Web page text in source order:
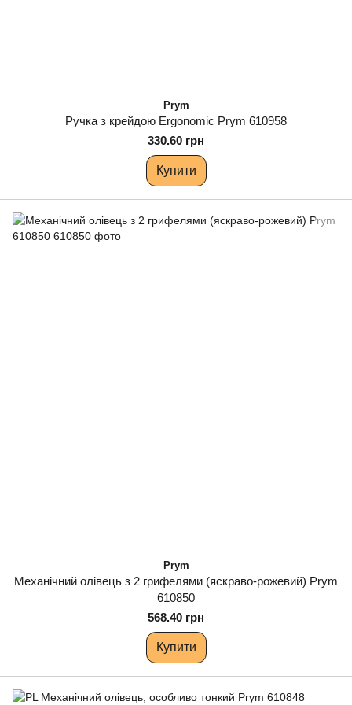
Prym
Ручка з крейдою Ergonomic Prym 610958
330.60 грн
Купити
Prym
Механічний олівець з 2 грифелями (яскраво-рожевий) Prym
610850
568.40 грн
Купити